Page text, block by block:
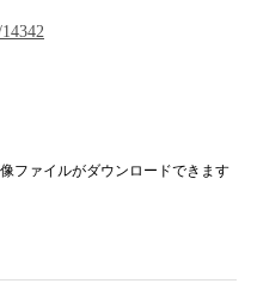
ファイルがダウンロードできます